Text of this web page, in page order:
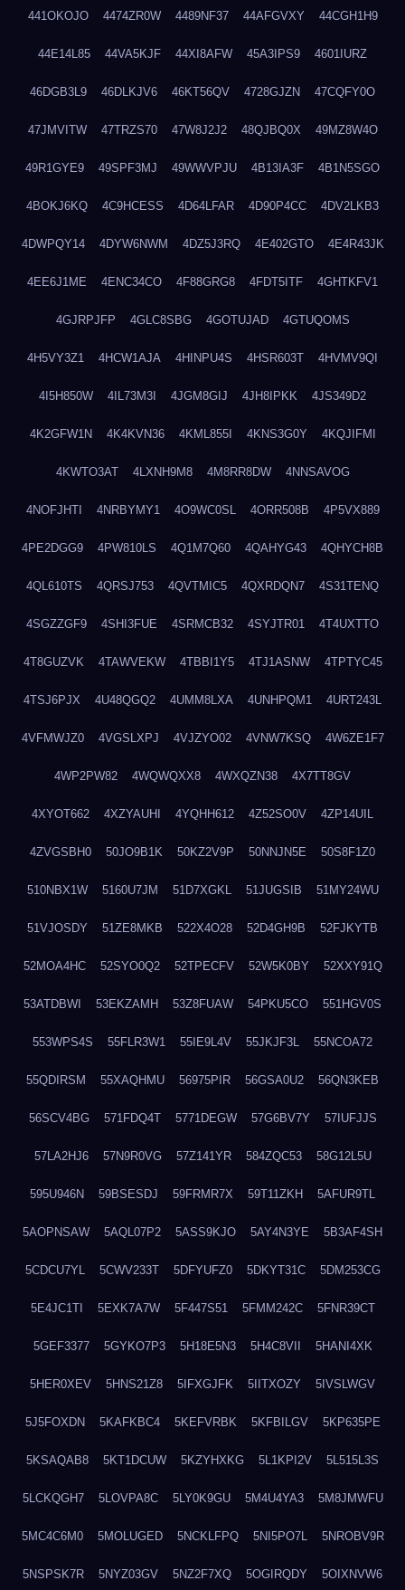
441OKOJO 4474ZR0W 4489NF37 44AFGVXY 44CGH1H9
44E14L85 44VA5KJF 44XI8AFW 45A3IPS9 4601IURZ
46DGB3L9 46DLKJV6 46KT56QV 4728GJZN 47CQFY0O
47JMVITW 47TRZS70 47W8J2J2 48QJBQ0X 49MZ8W4O
49R1GYE9 49SPF3MJ 49WWVPJU 4B13IA3F 4B1N5SGO
4BOKJ6KQ 4C9HCESS 4D64LFAR 4D90P4CC 4DV2LKB3
4DWPQY14 4DYW6NWM 4DZ5J3RQ 4E402GTO 4E4R43JK
4EE6J1ME 4ENC34CO 4F88GRG8 4FDT5ITF 4GHTKFV1
4GJRPJFP 4GLC8SBG 4GOTUJAD 4GTUQOMS
4H5VY3Z1 4HCW1AJA 4HINPU4S 4HSR603T 4HVMV9QI
4I5H850W 4IL73M3I 4JGM8GIJ 4JH8IPKK 4JS349D2
4K2GFW1N 4K4KVN36 4KML855I 4KNS3G0Y 4KQJIFMI
4KWTO3AT 4LXNH9M8 4M8RR8DW 4NNSAVOG
4NOFJHTI 4NRBYMY1 4O9WC0SL 4ORR508B 4P5VX889
4PE2DGG9 4PW810LS 4Q1M7Q60 4QAHYG43 4QHYCH8B
4QL610TS 4QRSJ753 4QVTMIC5 4QXRDQN7 4S31TENQ
4SGZZGF9 4SHI3FUE 4SRMCB32 4SYJTR01 4T4UXTTO
4T8GUZVK 4TAWVEKW 4TBBI1Y5 4TJ1ASNW 4TPTYC45
4TSJ6PJX 4U48QGQ2 4UMM8LXA 4UNHPQM1 4URT243L
4VFMWJZ0 4VGSLXPJ 4VJZYO02 4VNW7KSQ 4W6ZE1F7
4WP2PW82 4WQWQXX8 4WXQZN38 4X7TT8GV
4XYOT662 4XZYAUHI 4YQHH612 4Z52SO0V 4ZP14UIL
4ZVGSBH0 50JO9B1K 50KZ2V9P 50NNJN5E 50S8F1Z0
510NBX1W 5160U7JM 51D7XGKL 51JUGSIB 51MY24WU
51VJOSDY 51ZE8MKB 522X4O28 52D4GH9B 52FJKYTB
52MOA4HC 52SYO0Q2 52TPECFV 52W5K0BY 52XXY91Q
53ATDBWI 53EKZAMH 53Z8FUAW 54PKU5CO 551HGV0S
553WPS4S 55FLR3W1 55IE9L4V 55JKJF3L 55NCOA72
55QDIRSM 55XAQHMU 56975PIR 56GSA0U2 56QN3KEB
56SCV4BG 571FDQ4T 5771DEGW 57G6BV7Y 57IUFJJS
57LA2HJ6 57N9R0VG 57Z141YR 584ZQC53 58G12L5U
595U946N 59BSESDJ 59FRMR7X 59T11ZKH 5AFUR9TL
5AOPNSAW 5AQL07P2 5ASS9KJO 5AY4N3YE 5B3AF4SH
5CDCU7YL 5CWV233T 5DFYUFZ0 5DKYT31C 5DM253CG
5E4JC1TI 5EXK7A7W 5F447S51 5FMM242C 5FNR39CT
5GEF3377 5GYKO7P3 5H18E5N3 5H4C8VII 5HANI4XK
5HER0XEV 5HNS21Z8 5IFXGJFK 5IITXOZY 5IVSLWGV
5J5FOXDN 5KAFKBC4 5KEFVRBK 5KFBILGV 5KP635PE
5KSAQAB8 5KT1DCUW 5KZYHXKG 5L1KPI2V 5L515L3S
5LCKQGH7 5LOVPA8C 5LY0K9GU 5M4U4YA3 5M8JMWFU
5MC4C6M0 5MOLUGED 5NCKLFPQ 5NI5PO7L 5NROBV9R
5NSPSK7R 5NYZ03GV 5NZ2F7XQ 5OGIRQDY 5OIXNVW6